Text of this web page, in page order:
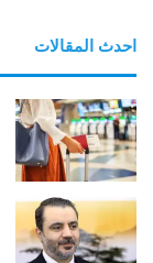
احدث المقالات